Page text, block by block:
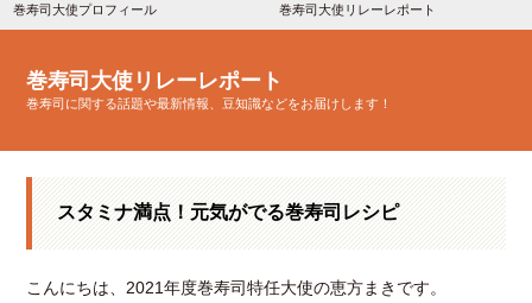
巻寿司大使プロフィール 巻寿司大使リレーレポート
巻寿司大使リレーレポート
巻寿司に関する話題や最新情報、豆知識などをお届けします！
スタミナ満点！元気がでる巻寿司レシピ
こんにちは、2021年度巻寿司特任大使の恵方まきです。